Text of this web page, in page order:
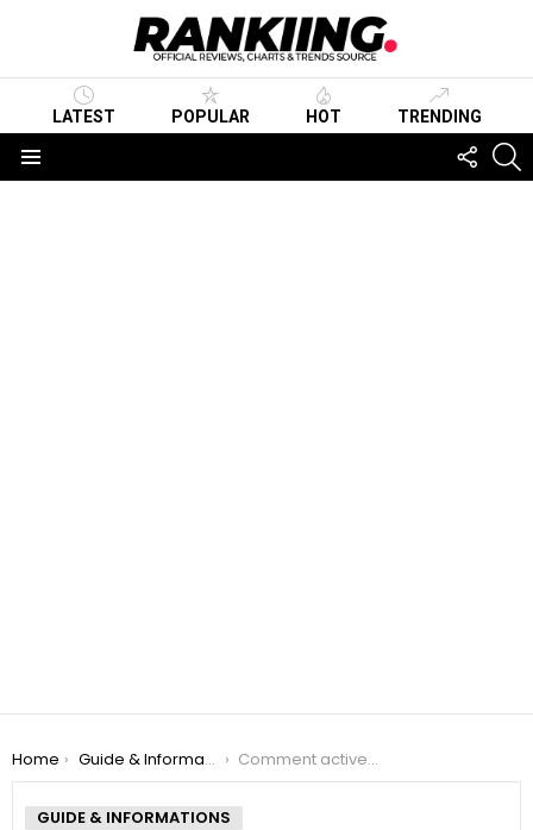
LATEST POPULAR HOT TRENDING
US
You are here:
Home Guide & Informations Comment activer Windows sur mon ordinateur ?
GUIDE & INFORMATIONS